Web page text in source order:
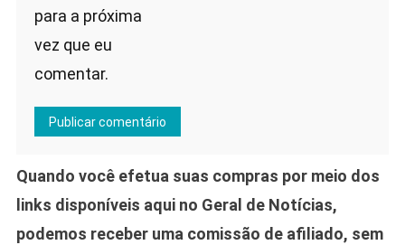
para a próxima
vez que eu
comentar.
Quando você efetua suas compras por meio dos
links disponíveis aqui no Geral de Notícias,
podemos receber uma comissão de afiliado, sem